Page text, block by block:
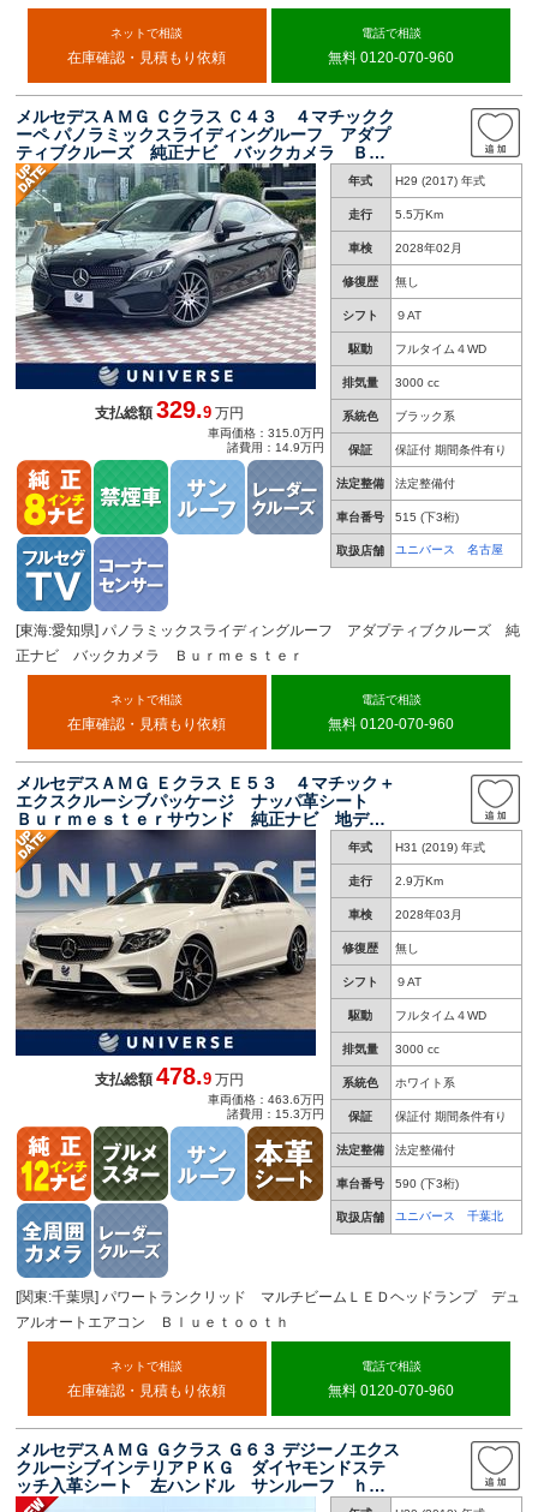
ネットで相談
在庫確認・見積もり依頼
電話で相談
無料 0120-070-960
メルセデスＡＭＧ Ｃクラス Ｃ４３ ４マチックク
ーペ パノラミックスライディングルーフ アダプ
ティブクルーズ 純正ナビ バックカメラ Ｂｕ
ｒｍｅｓｔｅｒサウンド 黒革シート パワーシ
ート シートヒーター 電動リアゲート ＬＥＤ
ヘッッドランプ ＥＴＣ 禁煙
年式 H29 (2017) 年式
走行 5.5万Km
車検 2028年02月
修復歴 無し
シフト ９AT
駆動 フルタイム４WD
排気量 3000 cc
系統色 ブラック系
保証 保証付 期間条件有り
法定整備 法定整備付
車台番号 515 (下3桁)
取扱店舗 ユニバース 名古屋
支払総額329.9 万円
車両価格：315.0万円
諸費用：14.9万円
[東海:愛知県] パノラミックスライディングルーフ アダプティブクルーズ 純
正ナビ バックカメラ Ｂｕｒｍｅｓｔｅｒ
ネットで相談
在庫確認・見積もり依頼
電話で相談
無料 0120-070-960
メルセデスＡＭＧ Ｅクラス Ｅ５３ ４マチック＋
エクスクルーシブパッケージ ナッパ革シート
Ｂｕｒｍｅｓｔｅｒサウンド 純正ナビ 地デ
ジ ３６０度カメラシステム レーダーセーフテ
ィパッケージ 純正２０インチアルミ 全席シー
トヒーター パワーシート
年式 H31 (2019) 年式
走行 2.9万Km
車検 2028年03月
修復歴 無し
シフト ９AT
駆動 フルタイム４WD
排気量 3000 cc
系統色 ホワイト系
保証 保証付 期間条件有り
法定整備 法定整備付
車台番号 590 (下3桁)
取扱店舗 ユニバース 千葉北
支払総額478.9 万円
車両価格：463.6万円
諸費用：15.3万円
[関東:千葉県] パワートランクリッド マルチビームＬＥＤヘッドランプ デュ
アルオートエアコン Ｂｌｕｅｔｏｏｔｈ
ネットで相談
在庫確認・見積もり依頼
電話で相談
無料 0120-070-960
メルセデスＡＭＧ Ｇクラス Ｇ６３ デジーノエクス
クルーシブインテリアＰＫＧ ダイヤモンドステ
ッチ入革シート 左ハンドル サンルーフ ｈａ
ｒｍａｎ－ｋａｒｄｏｎ 純正２０インチＡＷ